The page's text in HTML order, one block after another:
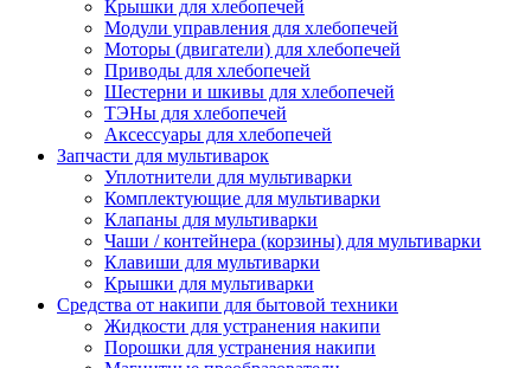
Крышки для хлебопечей
Модули управления для хлебопечей
Моторы (двигатели) для хлебопечей
Приводы для хлебопечей
Шестерни и шкивы для хлебопечей
ТЭНы для хлебопечей
Аксессуары для хлебопечей
Запчасти для мультиварок
Уплотнители для мультиварки
Комплектующие для мультиварки
Клапаны для мультиварки
Чаши / контейнера (корзины) для мультиварки
Клавиши для мультиварки
Крышки для мультиварки
Средства от накипи для бытовой техники
Жидкости для устранения накипи
Порошки для устранения накипи